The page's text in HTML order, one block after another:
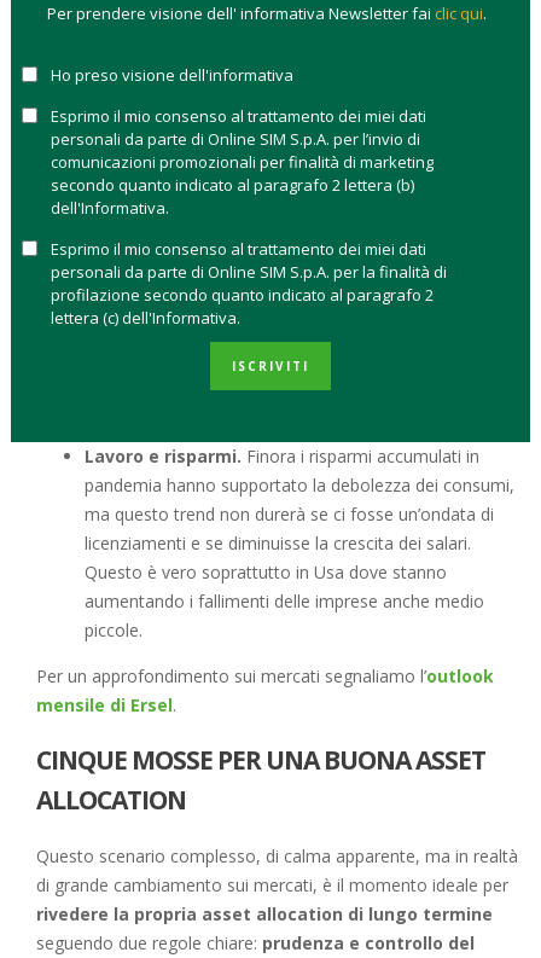
dell’economia globale. Come rivedere l’asset allocation?
Sull’inflazione pesano:
Incertezza sulle politiche monetarie.Il successo
nella lotta all’inflazione guida le politiche monetarie e
dopo la pausa di ottobre sul rialzo dei tassi non c’è una
visibilità precisa sul primo semestre 2024 a causa del
incertezza sull’inflazione e ha causato un aumento dei
prezzi del petrolio.
I consumi rallentano.
A pesare sull’inflazione c’è una
diminuzione della domanda dei consumatori a livello
globale. Questo pesa sui bilanci aziendali e una politica
fiscale accomodante da sola non basterà a
Lavoro e risparmi. Finora i risparmi accumulati in
pandemia hanno supportato la debolezza dei consumi,
ma questo trend non durerà se ci fosse un’ondata di
licenziamenti e se diminuisse la crescita dei salari.
Questo è vero soprattutto in Usa dove stanno
aumentando i fallimenti delle imprese anche medio
piccole.
Per un approfondimento sui mercati segnaliamo l’outlook
mensile di Ersel.
CINQUE MOSSE PER UNA BUONA ASSET
ALLOCATION
Questo scenario complesso, di calma apparente, ma in realtà
di grande cambiamento sui mercati, è il momento ideale per
rivedere la propria asset allocation di lungo termine
seguendo due regole chiare: prudenza e controllo del
Per prendere visione dell' informativa Newsletter fai clic qui.
Ho preso visione dell'informativa
Esprimo il mio consenso al trattamento dei miei dati
personali da parte di Online SIM S.p.A. per l’invio di
comunicazioni promozionali per finalità di marketing
secondo quanto indicato al paragrafo 2 lettera (b)
dell'Informativa.
Esprimo il mio consenso al trattamento dei miei dati
personali da parte di Online SIM S.p.A. per la finalità di
profilazione secondo quanto indicato al paragrafo 2
lettera (c) dell'Informativa.
ISCRIVITI